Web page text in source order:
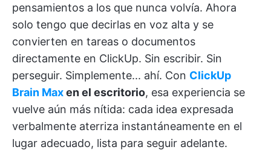
pensamientos a los que nunca volvía. Ahora
solo tengo que decirlas en voz alta y se
convierten en tareas o documentos
directamente en ClickUp. Sin escribir. Sin
perseguir. Simplemente... ahí. Con ClickUp
Brain Maxen el escritorio, esa experiencia se
vuelve aún más nítida: cada idea expresada
verbalmente aterriza instantáneamente en el
lugar adecuado, lista para seguir adelante.